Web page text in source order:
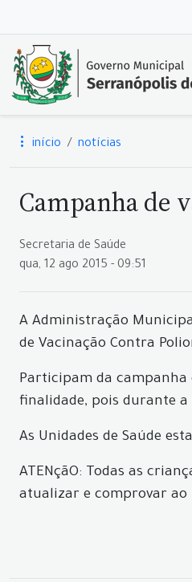
início notícias
Campanha de
Secretaria de Saúde
qua, 12 ago 2015 - 09:51
A Administração
de Vacinação Contra
Participam da campanha
finalidade, pois durante a
As Unidades de Saúde
ATENçãO: Todas as
atualizar e comprovar ao